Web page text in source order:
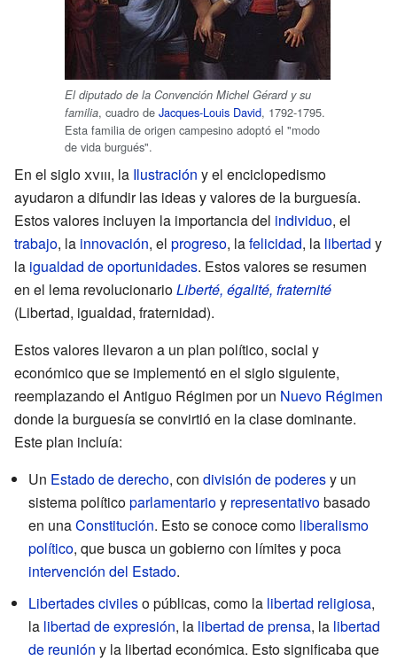
El diputado de la Convención Michel Gérard y su
familia, cuadro de Jacques-Louis David, 1792-1795.
Esta familia de origen campesino adoptó el "modo
de vida burgués".
En el sigloxviii, la Ilustración y el enciclopedismo
ayudaron a difundir las ideas y valores de la burguesía.
Estos valores incluyen la importancia del individuo, el
trabajo, la innovación, el progreso, lafelicidad, la libertad y
la igualdad de oportunidades. Estos valores se resumen
en el lema revolucionarioLiberté, égalité, fraternité
(Libertad, igualdad, fraternidad).
Estos valores llevaron a un plan político, social y
económico que se implementó en el siglo siguiente,
reemplazando el Antiguo Régimen por un Nuevo Régimen
donde la burguesía se convirtió en la clase dominante.
Este plan incluía:
Un Estado de derecho, con división de poderesy un
sistema políticoparlamentarioy representativobasado
en unaConstitución. Esto se conoce como liberalismo
político, que busca un gobierno con límites y poca
intervención del Estado.
Libertades civileso públicas, como la libertad religiosa,
la libertad de expresión, la libertad de prensa, la libertad
de reunión y la libertad económica. Esto significaba que